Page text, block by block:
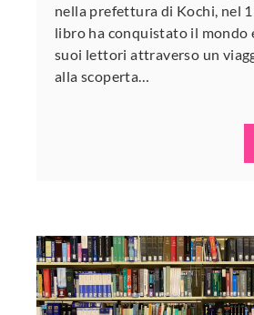
nella prefettura di Kochi, nel
libro ha conquistato il mondo
suoi lettori attraverso un
alla scoperta…